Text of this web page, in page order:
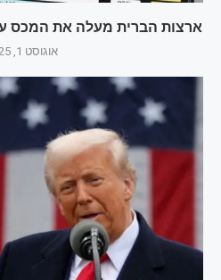
ארצות הברית מעלה את המכס על
אוגוסט 1, 2025